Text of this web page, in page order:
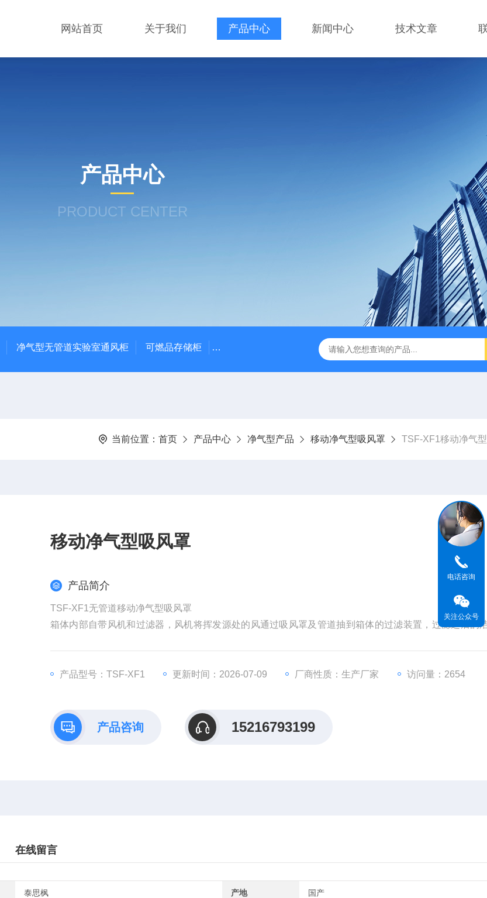
网站首页 关于我们 产品中心 新闻中心 技术文章
产品中心
PRODUCT CENTER
净气型无管道实验室通风柜 可燃品存储柜 TSF-DS800净气型通风柜 TSF-DS800FW净气型通风柜（全
当前位置： 首页 产品中心 净气型产品 移动净气型吸风罩 TSF-XF1移动净气
移动净气型吸风罩
产品简介
TSF-XF1无管道移动净气型吸风罩
箱体内部自带风机和过滤器，风机将挥发源处的风通过吸风罩及管道抽到箱体的过滤装置，过滤之后的
产品型号：TSF-XF1 更新时间：2026-07-09 厂商性质：生产厂家 访问量：2654
产品咨询 15216793199
在线留言
泰思枫 产地 国产
电话咨询
关注公众号